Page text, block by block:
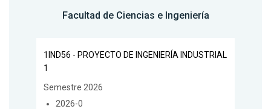
Facultad de Ciencias e Ingeniería
1IND56 - PROYECTO DE INGENIERÍA INDUSTRIAL
1
Semestre 2026
2026-0